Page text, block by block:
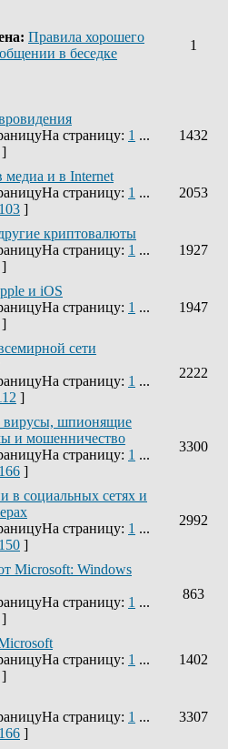
Правила хорошего
в беседке
1
На страницу: 1 ...
]
1432
медиа и в Internet
На страницу: 1 ...
103 ]
2053
криптовалюты
На страницу: 1 ...
]
1927
и iOS
На страницу: 1 ...
]
1947
сети
На страницу: 1 ...
]
2222
вирусы, шпионящие
и мошенничество
На страницу: 1 ...
166 ]
3300
в социальных сетях и
На страницу: 1 ...
150 ]
2992
Microsoft: Windows
На страницу: 1 ...
]
863
На страницу: 1 ...
]
1402
На страницу: 1 ...
166 ]
3307